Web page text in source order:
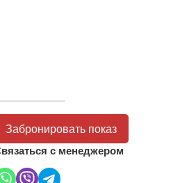
Забронировать показ
с менеджером